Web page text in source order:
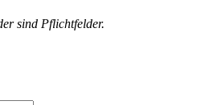
sind Pflichtfelder.